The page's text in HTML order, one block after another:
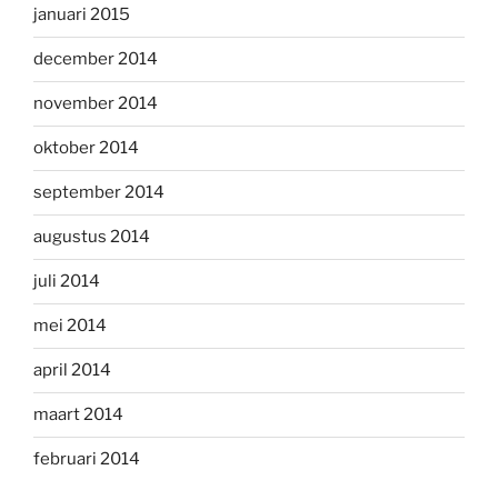
januari 2015
december 2014
november 2014
oktober 2014
september 2014
augustus 2014
juli 2014
mei 2014
april 2014
maart 2014
februari 2014